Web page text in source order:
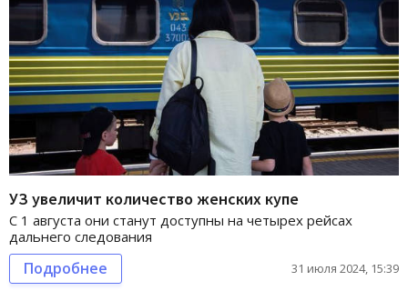
УЗ увеличит количество женских купе
С 1 августа они станут доступны на четырех рейсах
дальнего следования
Подробнее 31 июля 2024, 15:39